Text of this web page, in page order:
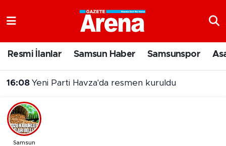
Resmi İlanlar Samsun Haber Samsunspor
16:08 Yeni Parti Havza'da resmen kuruldu
Samsun
Trafik Durumu
Süper Lig Puan Durumu ve Fikstür